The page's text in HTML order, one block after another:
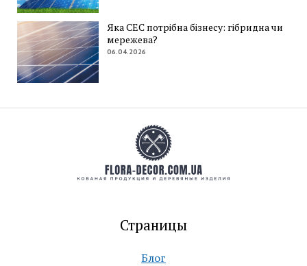
Яка СЕС потрібна бізнесу: гібридна чи
мережева?
06.04.2026
Страницы
Блог